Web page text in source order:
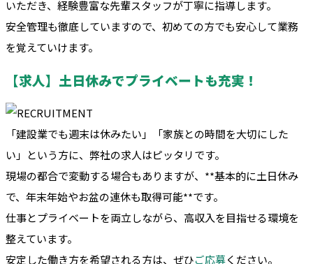
いただき、経験豊富な先輩スタッフが丁寧に指導します。
安全管理も徹底していますので、初めての方でも安心して業務
を覚えていけます。
【求人】土日休みでプライベートも充実！
「建設業でも週末は休みたい」「家族との時間を大切にした
い」という方に、弊社の求人はピッタリです。
現場の都合で変動する場合もありますが、**基本的に土日休み
で、年末年始やお盆の連休も取得可能**です。
仕事とプライベートを両立しながら、高収入を目指せる環境を
整えています。
安定した働き方を希望される方は、ぜひご応募ください。